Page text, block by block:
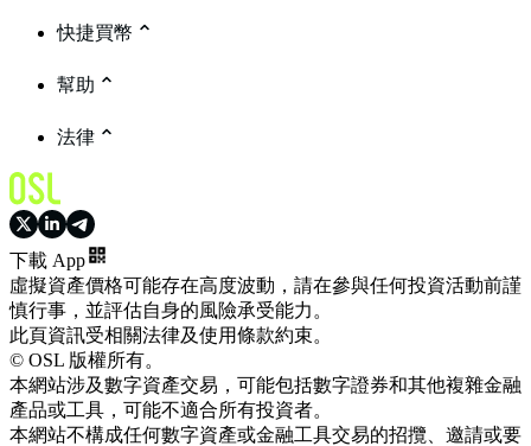
快捷買幣
幫助
法律
下載 App
虛擬資產價格可能存在高度波動，請在參與任何投資活動前謹
慎行事，並評估自身的風險承受能力。
此頁資訊受相關法律及使用條款約束。
© OSL 版權所有。
本網站涉及數字資產交易，可能包括數字證券和其他複雜金融
產品或工具，可能不適合所有投資者。
本網站不構成任何數字資產或金融工具交易的招攬、邀請或要